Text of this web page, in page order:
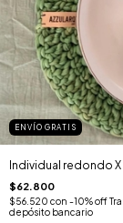
ENVÍO GRATIS
Individual redondo X
$62.800
$56.520 con -10% off
depósito bancario